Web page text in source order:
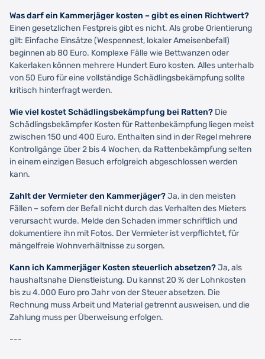
Was darf ein Kammerjäger kosten – gibt es einen Richtwert?
Einen gesetzlichen Festpreis gibt es nicht. Als grobe Orientierung
gilt: Einfache Einsätze (Wespennest, lokaler Ameisenbefall)
beginnen ab 80 Euro. Komplexe Fälle wie Bettwanzen oder
Kakerlaken können mehrere Hundert Euro kosten. Alles unterhalb
von 50 Euro für eine vollständige Schädlingsbekämpfung sollte
kritisch hinterfragt werden.
Wie viel kostet Schädlingsbekämpfung bei Ratten? Die
Schädlingsbekämpfer Kosten für Rattenbekämpfung liegen meist
zwischen 150 und 400 Euro. Enthalten sind in der Regel mehrere
Kontrollgänge über 2 bis 4 Wochen, da Rattenbekämpfung selten
in einem einzigen Besuch erfolgreich abgeschlossen werden
kann.
Zahlt der Vermieter den Kammerjäger?Ja, in den meisten
Fällen – sofern der Befall nicht durch das Verhalten des Mieters
verursacht wurde. Melde den Schaden immer schriftlich und
dokumentiere ihn mit Fotos. Der Vermieter ist verpflichtet, für
mängelfreie Wohnverhältnisse zu sorgen.
Kann ich Kammerjäger Kosten steuerlich absetzen?Ja, als
haushaltsnahe Dienstleistung. Du kannst 20 % der Lohnkosten
bis zu 4.000 Euro pro Jahr von der Steuer absetzen. Die
Rechnung muss Arbeit und Material getrennt ausweisen, und die
Zahlung muss per Überweisung erfolgen.
---